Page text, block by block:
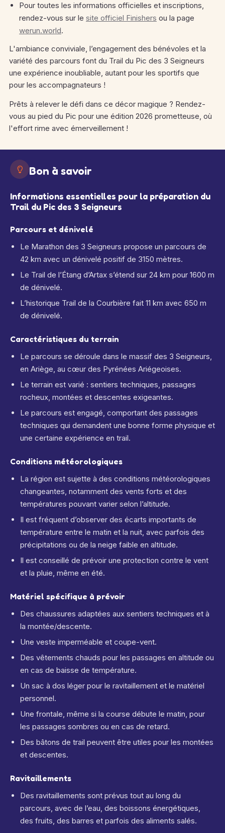
Pour toutes les informations officielles et inscriptions,
rendez-vous sur le site officiel Finishers ou la page
werun.world.
L'ambiance conviviale, l’engagement des bénévoles et la
variété des parcours font du Trail du Pic des 3 Seigneurs
une expérience inoubliable, autant pour les sportifs que
pour les accompagnateurs !
Prêts à relever le défi dans ce décor magique ? Rendez-
vous au pied du Pic pour une édition 2026 prometteuse, où
l'effort rime avec émerveillement !
Bon à savoir
Informations essentielles pour la préparation du
Trail du Pic des 3 Seigneurs
Parcours et dénivelé
Le Marathon des 3 Seigneurs propose un parcours de
42 km avec un dénivelé positif de 3150 mètres.
Le Trail de l’Étang d’Artax s’étend sur 24 km pour 1600 m
de dénivelé.
L’historique Trail de la Courbière fait 11 km avec 650 m
de dénivelé.
Caractéristiques du terrain
Le parcours se déroule dans le massif des 3 Seigneurs,
en Ariège, au cœur des Pyrénées Ariégeoises.
Le terrain est varié : sentiers techniques, passages
rocheux, montées et descentes exigeantes.
Le parcours est engagé, comportant des passages
techniques qui demandent une bonne forme physique et
une certaine expérience en trail.
Conditions météorologiques
La région est sujette à des conditions météorologiques
changeantes, notamment des vents forts et des
températures pouvant varier selon l’altitude.
Il est fréquent d’observer des écarts importants de
température entre le matin et la nuit, avec parfois des
précipitations ou de la neige faible en altitude.
Il est conseillé de prévoir une protection contre le vent
et la pluie, même en été.
Matériel spécifique à prévoir
Des chaussures adaptées aux sentiers techniques et à
la montée/descente.
Une veste imperméable et coupe-vent.
Des vêtements chauds pour les passages en altitude ou
en cas de baisse de température.
Un sac à dos léger pour le ravitaillement et le matériel
personnel.
Une frontale, même si la course débute le matin, pour
les passages sombres ou en cas de retard.
Des bâtons de trail peuvent être utiles pour les montées
et descentes.
Ravitaillements
Des ravitaillements sont prévus tout au long du
parcours, avec de l’eau, des boissons énergétiques,
des fruits, des barres et parfois des aliments salés.